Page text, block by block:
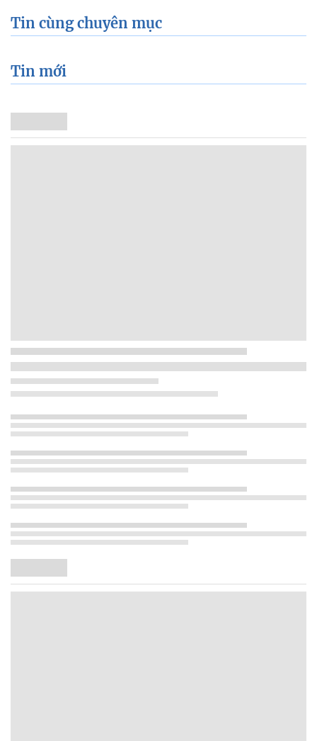
Tin cùng chuyên mục
Tin mới